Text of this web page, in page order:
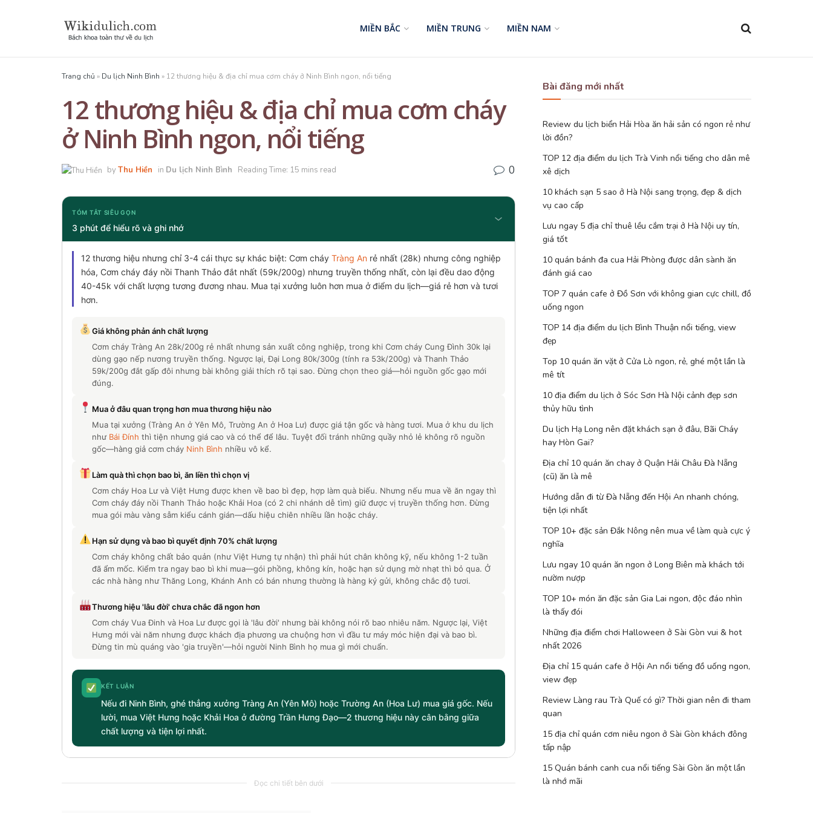
MIỀN BẮC MIỀN TRUNG MIỀN NAM
Trang chủ » Du lịch Ninh Bình » 12 thương hiệu & địa chỉ mua cơm cháy ở Ninh Bình ngon, nổi tiếng
12 thương hiệu & địa chỉ mua cơm cháy
ở Ninh Bình ngon, nổi tiếng
byThu Hiền in Du lịch Ninh Bình Reading Time: 15 mins read 0
TÓM TẮT SIÊU GỌN
3 phút để hiểu rõ và ghi nhớ
12 thương hiệu nhưng chỉ 3-4 cái thực sự khác biệt: Cơm cháy Tràng An rẻ nhất (28k) nhưng công nghiệp
hóa, Cơm cháy đáy nồi Thanh Thảo đắt nhất (59k/200g) nhưng truyền thống nhất, còn lại đều dao động
40-45k với chất lượng tương đương nhau. Mua tại xưởng luôn hơn mua ở điểm du lịch—giá rẻ hơn và tươi
hơn.
Giá không phản ánh chất lượng
Cơm cháy Tràng An 28k/200g rẻ nhất nhưng sản xuất công nghiệp, trong khi Cơm cháy Cung Đình 30k lại
dùng gạo nếp nương truyền thống. Ngược lại, Đại Long 80k/300g (tính ra 53k/200g) và Thanh Thảo
59k/200g đắt gấp đôi nhưng bài không giải thích rõ tại sao. Đừng chọn theo giá—hỏi nguồn gốc gạo mới
đúng.
Mua ở đâu quan trọng hơn mua thương hiệu nào
Mua tại xưởng (Tràng An ở Yên Mô, Trường An ở Hoa Lư) được giá tận gốc và hàng tươi. Mua ở khu du lịch
như Bái Đính thì tiện nhưng giá cao và có thể để lâu. Tuyệt đối tránh những quầy nhỏ lẻ không rõ nguồn
gốc—hàng giả cơm cháy Ninh Bình nhiều vô kể.
Làm quà thì chọn bao bì, ăn liền thì chọn vị
Cơm cháy Hoa Lư và Việt Hưng được khen về bao bì đẹp, hợp làm quà biếu. Nhưng nếu mua về ăn ngay thì
Cơm cháy đáy nồi Thanh Thảo hoặc Khải Hoa (có 2 chi nhánh dễ tìm) giữ được vị truyền thống hơn. Đừng
mua gói màu vàng sẫm kiểu cánh gián—dấu hiệu chiên nhiều lần hoặc cháy.
Hạn sử dụng và bao bì quyết định 70% chất lượng
Cơm cháy không chất bảo quản (như Việt Hưng tự nhận) thì phải hút chân không kỹ, nếu không 1-2 tuần
đã ẩm mốc. Kiểm tra ngay bao bì khi mua—gói phồng, không kín, hoặc hạn sử dụng mờ nhạt thì bỏ qua. Ở
các nhà hàng như Thăng Long, Khánh Anh có bán nhưng thường là hàng ký gửi, không chắc độ tươi.
Thương hiệu 'lâu đời' chưa chắc đã ngon hơn
Cơm cháy Vua Đinh và Hoa Lư được gọi là 'lâu đời' nhưng bài không nói rõ bao nhiêu năm. Ngược lại, Việt
Hưng mới vài năm nhưng được khách địa phương ưa chuộng hơn vì đầu tư máy móc hiện đại và bao bì.
Đừng tin mù quáng vào 'gia truyền'—hỏi người Ninh Bình họ mua gì mới chuẩn.
KẾT LUẬN
Nếu đi Ninh Bình, ghé thẳng xưởng Tràng An (Yên Mô) hoặc Trường An (Hoa Lư) mua giá gốc. Nếu
lười, mua Việt Hưng hoặc Khải Hoa ở đường Trần Hưng Đạo—2 thương hiệu này cân bằng giữa
chất lượng và tiện lợi nhất.
Đọc chi tiết bên dưới
Bài đăng mới nhất
Review du lịch biển Hải Hòa ăn hải sản có ngon rẻ như
lời đồn?
TOP 12 địa điểm du lịch Trà Vinh nổi tiếng cho dân mê
xê dịch
10 khách sạn 5 sao ở Hà Nội sang trọng, đẹp & dịch
vụ cao cấp
Lưu ngay 5 địa chỉ thuê lều cắm trại ở Hà Nội uy tín,
giá tốt
10 quán bánh đa cua Hải Phòng được dân sành ăn
đánh giá cao
TOP 7 quán cafe ở Đồ Sơn với không gian cực chill, đồ
uống ngon
TOP 14 địa điểm du lịch Bình Thuận nổi tiếng, view
đẹp
Top 10 quán ăn vặt ở Cửa Lò ngon, rẻ, ghé một lần là
mê tít
10 địa điểm du lịch ở Sóc Sơn Hà Nội cảnh đẹp sơn
thủy hữu tình
Du lịch Hạ Long nên đặt khách sạn ở đâu, Bãi Cháy
hay Hòn Gai?
Địa chỉ 10 quán ăn chay ở Quận Hải Châu Đà Nẵng
(cũ) ăn là mê
Hướng dẫn đi từ Đà Nẵng đến Hội An nhanh chóng,
tiện lợi nhất
TOP 10+ đặc sản Đắk Nông nên mua về làm quà cực ý
nghĩa
Lưu ngay 10 quán ăn ngon ở Long Biên mà khách tới
nườm nượp
TOP 10+ món ăn đặc sản Gia Lai ngon, độc đáo nhìn
là thấy đói
Những địa điểm chơi Halloween ở Sài Gòn vui & hot
nhất 2026
Địa chỉ 15 quán cafe ở Hội An nổi tiếng đồ uống ngon,
view đẹp
Review Làng rau Trà Quế có gì? Thời gian nên đi tham
quan
15 địa chỉ quán cơm niêu ngon ở Sài Gòn khách đông
tấp nập
15 Quán bánh canh cua nổi tiếng Sài Gòn ăn một lần
là nhớ mãi